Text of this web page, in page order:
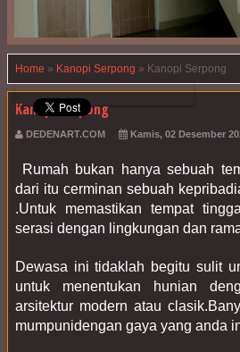
Home » Kanopi Serpong » Kanopi Serpong
Kanopi Serpong
DEDENART.COM Kamis, 02 Desember
Rumah bukan hanya sebuah
dari itu cerminan sebuah
.Untuk memastikan tempat
serasi dengan lingkungan dan
Dewasa ini tidaklah begitu sulit
untuk menentukan hunian
arsitektur modern atau
mumpunidengan gaya yang anda